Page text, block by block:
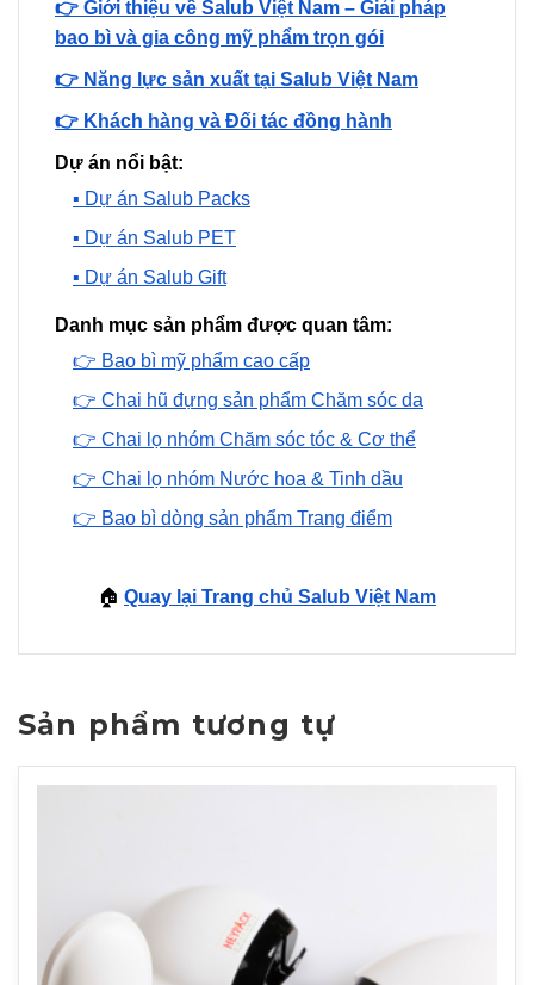
👉 Giới thiệu về Salub Việt Nam – Giải pháp
bao bì và gia công mỹ phẩm trọn gói
👉 Năng lực sản xuất tại Salub Việt Nam
👉 Khách hàng và Đối tác đồng hành
Dự án nổi bật:
▪️ Dự án Salub Packs
▪️ Dự án Salub PET
▪️ Dự án Salub Gift
Danh mục sản phẩm được quan tâm:
👉 Bao bì mỹ phẩm cao cấp
👉 Chai hũ đựng sản phẩm Chăm sóc da
👉 Chai lọ nhóm Chăm sóc tóc & Cơ thể
👉 Chai lọ nhóm Nước hoa & Tinh dầu
👉 Bao bì dòng sản phẩm Trang điểm
🏠 Quay lại Trang chủ Salub Việt Nam
Sản phẩm tương tự